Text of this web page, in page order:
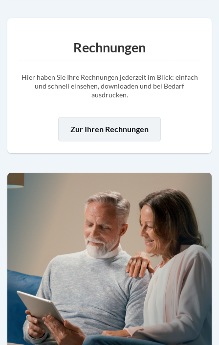
Rechnungen
Hier haben Sie Ihre Rechnungen jederzeit im Blick: einfach
und schnell einsehen, downloaden und bei Bedarf
ausdrucken.
Zur Ihren Rechnungen